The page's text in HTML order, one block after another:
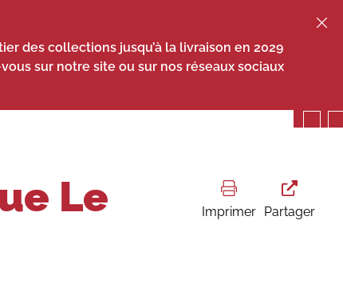
des collections jusqu’à la livraison en 2029
sur notre site ou sur nos réseaux sociaux
Le
Imprimer Partager